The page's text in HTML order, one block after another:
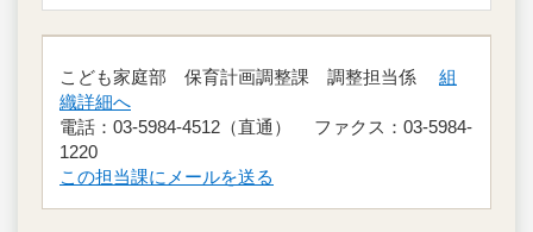
こども家庭部 保育計画調整課 調整担当係 組
織詳細へ
電話：03-5984-4512（直通） ファクス：03-5984-
1220
この担当課にメールを送る